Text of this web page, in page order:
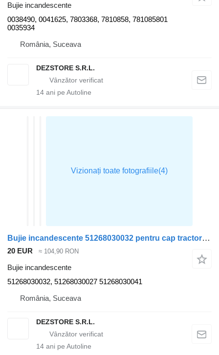
Bujie incandescente
0038490, 0041625, 7803368, 7810858, 781085801
0035934
România, Suceava
DEZSTORE S.R.L.
14 ani pe Autoline
Bujie incandescente 51268030032 pentru cap tractor MAN TGX
20 EUR ≈ 104,90 RON
Bujie incandescente
51268030032, 51268030027 51268030041
România, Suceava
DEZSTORE S.R.L.
14 ani pe Autoline